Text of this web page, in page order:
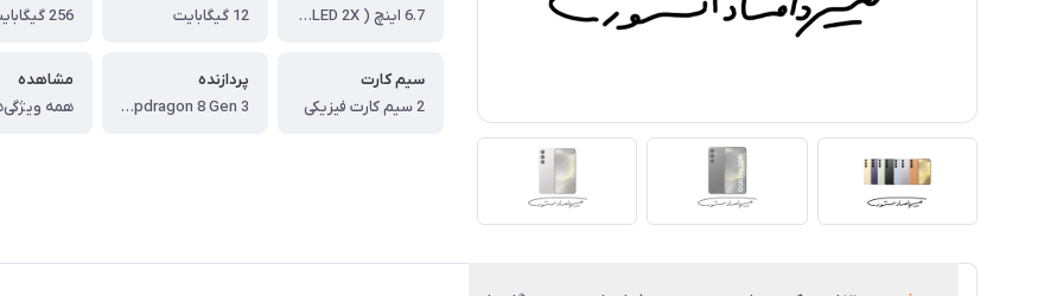
6.7 اینچ ( Dynamic LTPO AMOLED 2X )
12 گیگابایت
256 گیگابایت
سیم کارت
2 سیم کارت فیزیکی
پردازنده
Qualcomm SM8650-AC Snapdragon 8 Gen 3 (بازار آمریکای شمالی و چین) ، Exynos 2400 (بازار جهانی)
مشاهده
همه